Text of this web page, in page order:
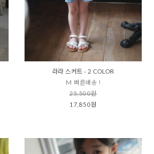
라라 스커트 - 2 COLOR
M 빠른배송 !
25,500원
17,850원